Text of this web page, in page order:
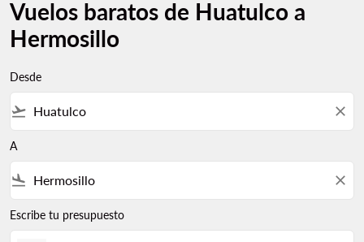
Vuelos baratos de Huatulco a
Hermosillo
Desde
flight_takeoff close
A
flight_land close
Escribe tu presupuesto